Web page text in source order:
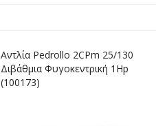
Αντλία Pedrollo 2CPm 25/130
Διβάθμια Φυγοκεντρική 1Hp
(100173)